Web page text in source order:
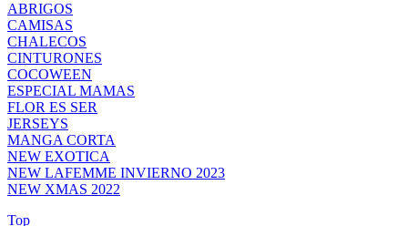
ABRIGOS
CAMISAS
CHALECOS
CINTURONES
COCOWEEN
ESPECIAL MAMAS
FLOR ES SER
JERSEYS
MANGA CORTA
NEW EXOTICA
NEW LAFEMME INVIERNO 2023
NEW XMAS 2022
Top